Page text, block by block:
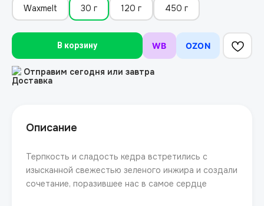
Waxmelt 30 г 120 г 450 г
В корзину WB OZON
Отправим сегодня или завтра
Описание
Терпкость и сладость кедра встретились с
изысканной свежестью зеленого инжира и создали
сочетание, поразившее нас в самое сердце